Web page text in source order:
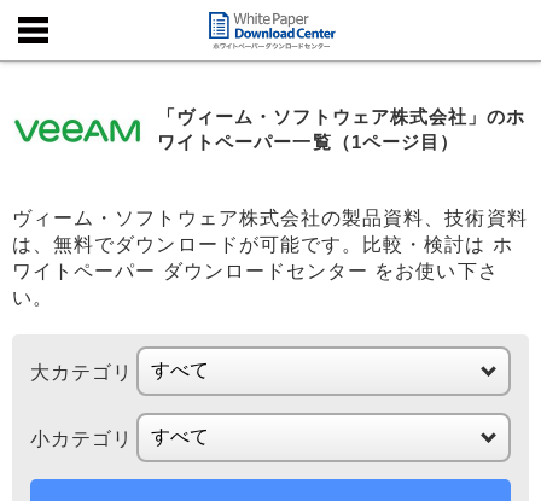
「ヴィーム・ソフトウェア株式会社」のホ
ワイトペーパー一覧（1ページ目）
ヴィーム・ソフトウェア株式会社の製品資料、技術資料
は、無料でダウンロードが可能です。比較・検討は ホ
ワイトペーパー ダウンロードセンター をお使い下さ
い。
大カテゴリ
小カテゴリ